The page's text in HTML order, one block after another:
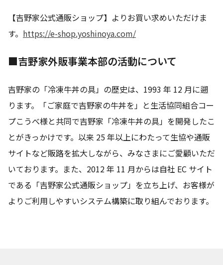
【吉野家公式通販ショップ】よりお買い求めいただけま
す。 https://e-shop.yoshinoya.com/
■吉野家外販事業本部の活動について
吉野家の「冷凍牛丼の具」の歴史は、1993 年 12 月に遡
ります。「ご家庭で吉野家の牛丼を」と生活協同組合コー
プこうべ様と共同で吉野家「冷凍牛丼の具」を開発したこ
とがきっかけです。以来 25 年以上にわたって生協や通販
サイトなど販路を拡大しながら、みなさまにご愛顧いただ
いております。また、2012 年 11 月からは自社 EC サイト
である「吉野家公式通販ショップ」を立ち上げ、お客様が
よりご利用しやすいシステム構築に取り組んでおります。